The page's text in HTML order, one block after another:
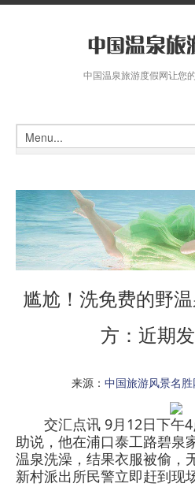
中国温泉旅游度假网让您
尴尬！洗免费的野
方：近期
来源： 中国旅游风景名胜
交汇点讯 9月12日下午4
助说，他在浦口泰工路碧泉
温泉洗澡，结果衣服被偷，
新村派出所民警立即赶到现场